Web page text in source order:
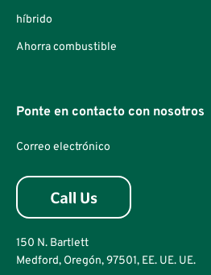
híbrido
Ahorra combustible
Ponte en contacto con nosotros
Correo electrónico
150 N. Bartlett
Medford, Oregón, 97501, EE. UE. UE.